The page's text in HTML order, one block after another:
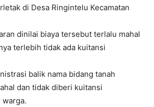
di Desa Ringintelu Kecamatan
dinilai biaya tersebut terlalu mahal
terlebih tidak ada kuitansi
balik nama bidang tanah
dan tidak diberi kuitansi
warga.